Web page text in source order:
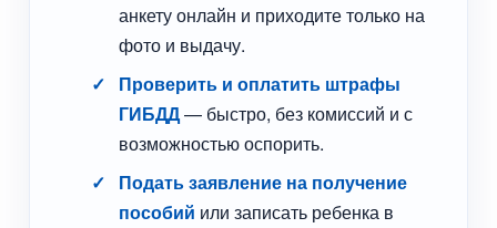
анкету онлайн и приходите только на
фото и выдачу.
Проверить и оплатить штрафы
ГИБДД— быстро, без комиссий и с
возможностью оспорить.
Подать заявление на получение
пособий или записать ребенка в